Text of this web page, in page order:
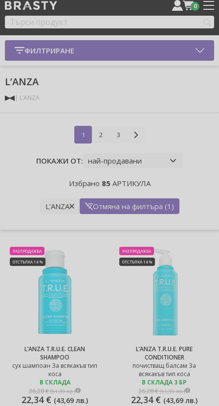
0
ФИЛТРИРАНЕ
L’ANZA
L’ANZA
1 2 3
ПОКАЖИ ОТ:
Избрано 85АРТИКУЛА
L’ANZA Отмяна на филтъра (1)
L’ANZA T.R.U.E. CLEAN
SHAMPOO
сух шампоан За всякакъв тип
коса
РАЗПРОДАЖБА
ОТСТЪПКА 14 %
В СКЛАДА
26,28 €(51,39 лв.)
22,34 € (43,69 лв.)
L’ANZA T.R.U.E. PURE
CONDITIONER
почистващ балсам За
всякакъв тип коса
РАЗПРОДАЖБА
ОТСТЪПКА 14 %
В СКЛАДА 3 БР
26,28 €(51,39 лв.)
22,34 € (43,69 лв.)